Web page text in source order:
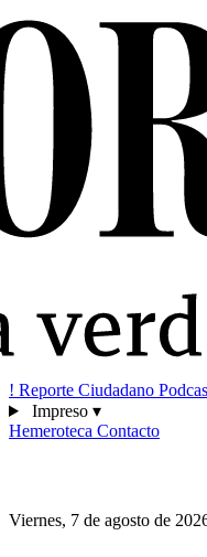
! Reporte Ciudadano
Impreso ▾
Hemeroteca Contacto
Viernes, 7 de agosto de